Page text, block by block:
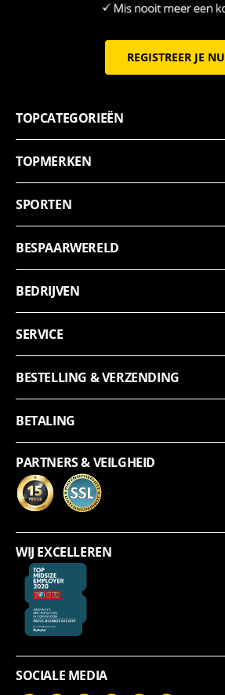
REGISTREER JE NU
TOPCATEGORIEËN
TOPMERKEN
SPORTEN
BESPAARWERELD
BEDRIJVEN
SERVICE
BESTELLING & VERZENDING
BETALING
PARTNERS & VEILGHEID
WIJ EXCELLEREN
SOCIALE MEDIA